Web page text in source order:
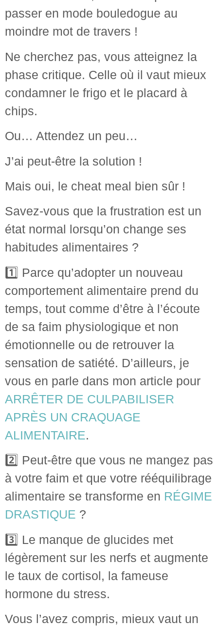
passer en mode bouledogue au
moindre mot de travers !
Ne cherchez pas, vous atteignez la
phase critique. Celle où il vaut mieux
condamner le frigo et le placard à
chips.
Ou… Attendez un peu…
J’ai peut-être la solution !
Mais oui, le cheat meal bien sûr !
Savez-vous que la frustration est un
état normal lorsqu’on change ses
habitudes alimentaires ?
1️⃣ Parce qu’adopter un nouveau
comportement alimentaire prend du
temps, tout comme d’être à l’écoute
de sa faim physiologique et non
émotionnelle ou de retrouver la
sensation de satiété. D’ailleurs, je
vous en parle dans mon article pour
ARRÊTER DE CULPABILISER
APRÈS UN CRAQUAGE
ALIMENTAIRE.
2️⃣ Peut-être que vous ne mangez pas
à votre faim et que votre rééquilibrage
alimentaire se transforme en RÉGIME
DRASTIQUE ?
3️⃣ Le manque de glucides met
légèrement sur les nerfs et augmente
le taux de cortisol, la fameuse
hormone du stress.
Vous l’avez compris, mieux vaut un